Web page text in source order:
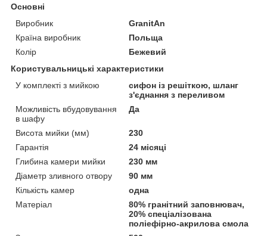
Основні
Виробник
GranitAn
Країна виробник
Польща
Колір
Бежевий
Користувальницькі характеристики
У комплекті з мийкою
сифон із решіткою, шланг
з'єднання з переливом
Можливість вбудовування
в шафу
Да
Висота мийки (мм)
230
Гарантія
24 місяці
Глибина камери мийки
230 мм
Діаметр зливного отвору
90 мм
Кількість камер
одна
Матеріал
80% гранітний заповнювач,
20% спеціалізована
поліефірно-акрилова смола